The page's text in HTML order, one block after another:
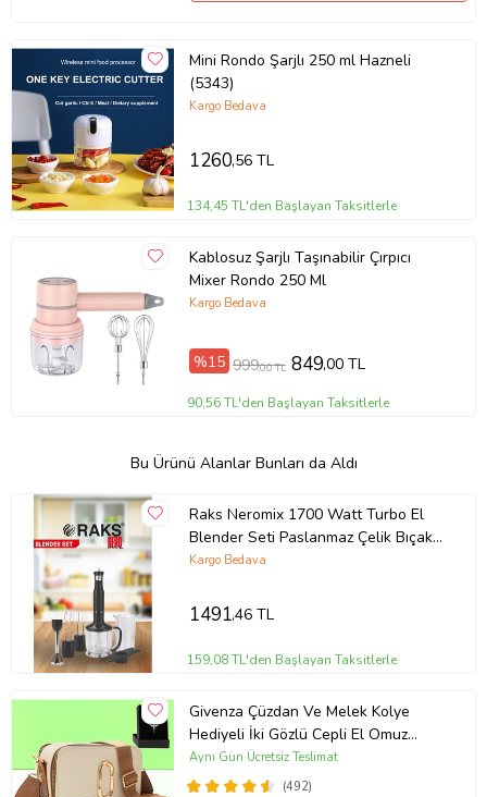
Mini Rondo Şarjlı 250 ml Hazneli
(5343)
Kargo Bedava
1260,56 TL
134,45 TL'den Başlayan Taksitlerle
Kablosuz Şarjlı Taşınabilir Çırpıcı
Mixer Rondo 250 Ml
Kargo Bedava
%15 999,00 TL 849,00 TL
90,56 TL'den Başlayan Taksitlerle
Bu Ürünü Alanlar Bunları da Aldı
Raks Neromix 1700 Watt Turbo El
Blender Seti Paslanmaz Çelik Bıçaklı
Kahvaltı Bı
Kargo Bedava
1491,46 TL
159,08 TL'den Başlayan Taksitlerle
Givenza Çüzdan Ve Melek Kolye
Hediyeli İki Gözlü Cepli El Omuz
Çanta (Krem)
(492)
Aynı Gün Ücretsiz Teslimat